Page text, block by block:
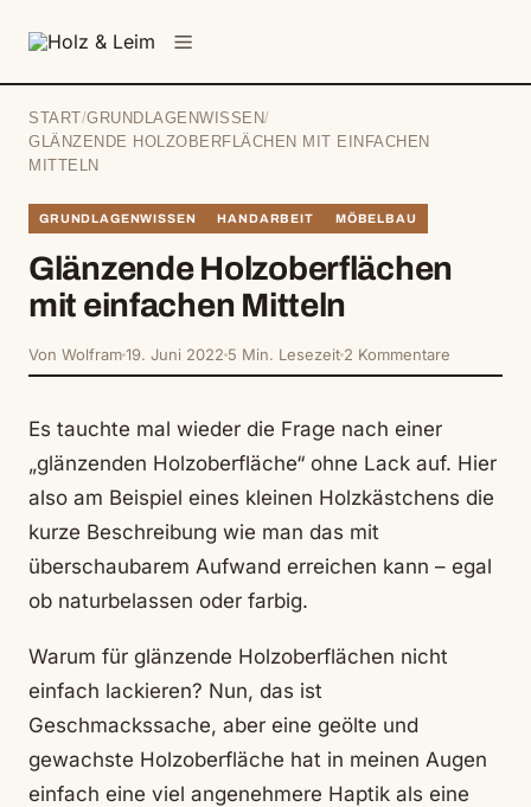
START /GRUNDLAGENWISSEN/
GLÄNZENDE HOLZOBERFLÄCHEN MIT EINFACHEN
MITTELN
GRUNDLAGENWISSEN HANDARBEIT MÖBELBAU
Glänzende Holzoberflächen
mit einfachen Mitteln
Von Wolfram19. Juni 2022 5 Min. Lesezeit 2 Kommentare
Es tauchte mal wieder die Frage nach einer
„glänzenden Holzoberfläche“ ohne Lack auf. Hier
also am Beispiel eines kleinen Holzkästchens die
kurze Beschreibung wie man das mit
überschaubarem Aufwand erreichen kann – egal
ob naturbelassen oder farbig.
Warum für glänzende Holzoberflächen nicht
einfach lackieren? Nun, das ist
Geschmackssache, aber eine geölte und
gewachste Holzoberfläche hat in meinen Augen
einfach eine viel angenehmere Haptik als eine